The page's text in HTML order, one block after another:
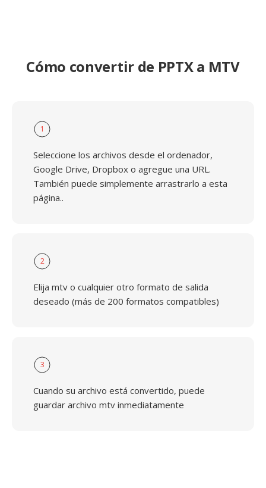
Cómo convertir de PPTX a MTV
1
Seleccione los archivos desde el ordenador,
Google Drive, Dropbox o agregue una URL.
También puede simplemente arrastrarlo a esta
página..
2
Elija mtv o cualquier otro formato de salida
deseado (más de 200 formatos compatibles)
3
Cuando su archivo está convertido, puede
guardar archivo mtv inmediatamente